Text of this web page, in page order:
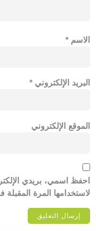
الاسم *
البريد الإلكتروني *
الموقع الإلكتروني
احفظ اسمي، بريدي
لاستخدامها المرة المقبلة